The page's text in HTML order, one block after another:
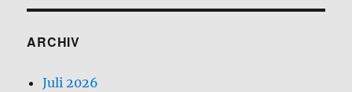
ARCHIV
Juli 2026